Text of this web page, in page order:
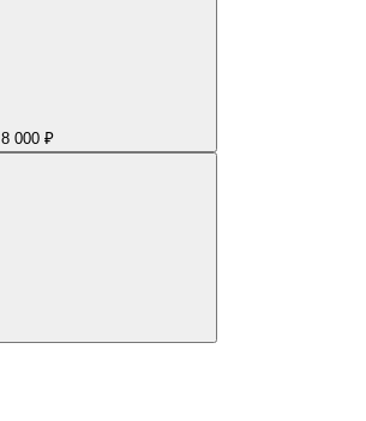
8 000 ₽